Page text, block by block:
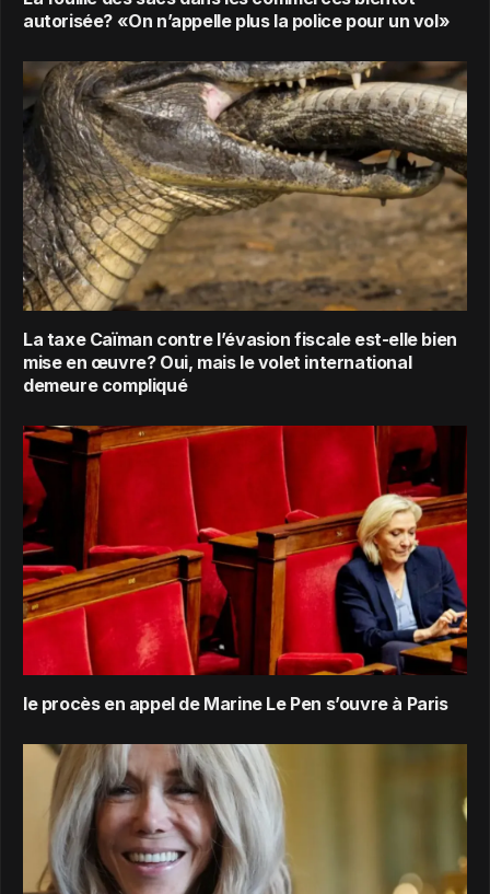
autorisée? «On n’appelle plus la police pour un vol»
La taxe Caïman contre l’évasion fiscale est-elle bien
mise en œuvre? Oui, mais le volet international
demeure compliqué
le procès en appel de Marine Le Pen s’ouvre à Paris